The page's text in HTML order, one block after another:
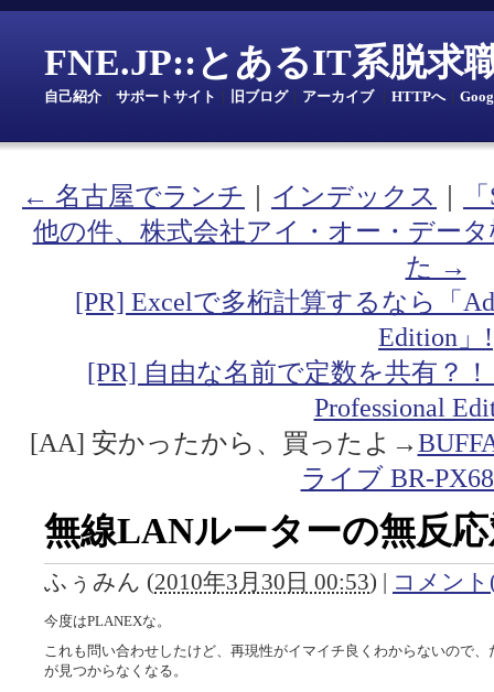
FNE.JP::とあるIT系脱求
自己紹介 サポートサイト 旧ブログ｜ アーカイブ｜ HTTPへ｜
← 名古屋でランチ インデックス
他の件、株式会社アイ・オー・デー
た →
[PR] Excelで多桁計算するなら「
Edition」!
[PR] 自由な名前で定数を共有？
Professional
[AA] 安かったから、買ったよ→
ライブ BR-
無線LANルーターの無反
ふぅみん (2010年3月30日 00:53) | コメント
今度はPLANEXな。
これも問い合わせしたけど、再現性がイマイチ良くわからないので
が見つからなくなる。